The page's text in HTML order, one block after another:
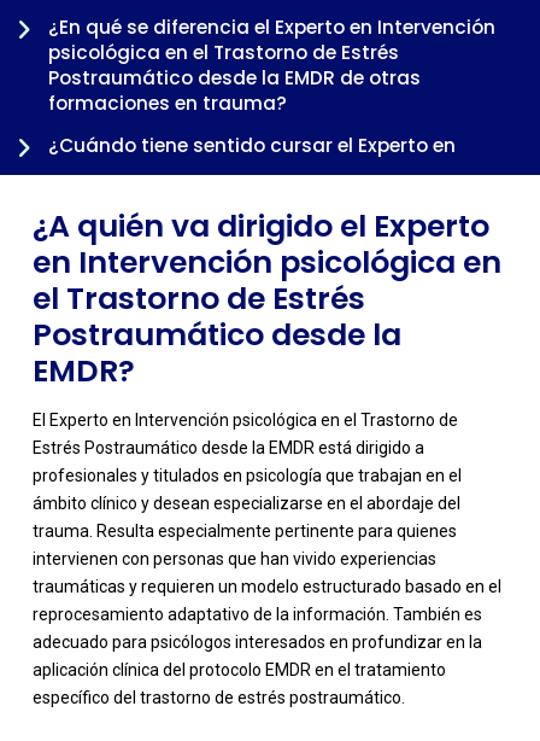
¿En qué se diferencia el Experto en Intervención
psicológica en el Trastorno de Estrés
Postraumático desde la EMDR de otras
formaciones en trauma?
¿Cuándo tiene sentido cursar el Experto en
Intervención psicológica en el Trastorno de Estrés
trayectoria profesional?
¿A quién va dirigido el Experto
en Intervención psicológica en
el Trastorno de Estrés
Postraumático desde la
EMDR?
El Experto en Intervención psicológica en el Trastorno de
Estrés Postraumático desde la EMDR está dirigido a
profesionales y titulados en psicología que trabajan en el
ámbito clínico y desean especializarse en el abordaje del
trauma. Resulta especialmente pertinente para quienes
intervienen con personas que han vivido experiencias
traumáticas y requieren un modelo estructurado basado en el
reprocesamiento adaptativo de la información. También es
adecuado para psicólogos interesados en profundizar en la
aplicación clínica del protocolo EMDR en el tratamiento
específico del trastorno de estrés postraumático.
-